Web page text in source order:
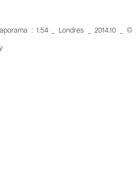
: 1.54 _ Londres _ 2014.10 _ ©